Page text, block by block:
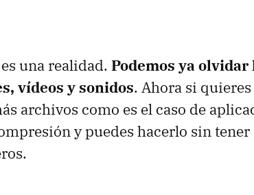
una realidad. Podemos ya
vídeos y sonidos. Ahora si
archivos como es el caso de
y puedes hacerlo sin